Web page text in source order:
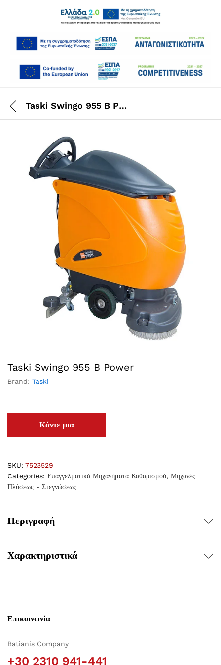
Taski Swingo 955 B Power
Taski Swingo 955 B Power
Brand: Taski
SKU: 7523529
Categories: Επαγγελματικά Μηχανήματα Καθαρισμού, Μηχανές
Πλύσεως - Στεγνώσεως
Περιγραφή
Χαρακτηριστικά
Επικοινωνία
Batianis Company
+30 2310 941-441